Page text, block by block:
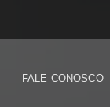
FALE CONOSCO